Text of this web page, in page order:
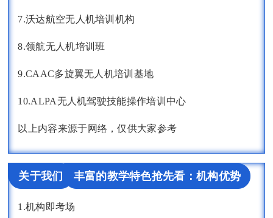
7.沃达航空无人机培训机构
8.领航无人机培训班
9.CAAC多旋翼无人机培训基地
10.ALPA无人机驾驶技能操作培训中心
以上内容来源于网络，仅供大家参考
关于我们 丰富的教学特色抢先看：机构优势
1.机构即考场